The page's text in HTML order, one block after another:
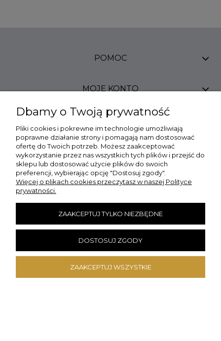
POMOC
MOJE KONTO
PŁATNOŚCI I DOSTAWA
INFORMACJE
O NAS
DANE KONTAKTOWE
Szybkie Zwroty
Dbamy o Twoją prywatność
Pliki cookies i pokrewne im technologie umożliwiają
poprawne działanie strony i pomagają nam dostosować
ofertę do Twoich potrzeb. Możesz zaakceptować
wykorzystanie przez nas wszystkich tych plików i przejść do
sklepu lub dostosować użycie plików do swoich
preferencji, wybierając opcję "Dostosuj zgody".
Więcej o plikach cookies przeczytasz w naszej Polityce
prywatności.
ZAAKCEPTUJ TYLKO NIEZBĘDNE
DOSTOSUJ ZGODY
ZAAKCEPTUJ WSZYSTKIE